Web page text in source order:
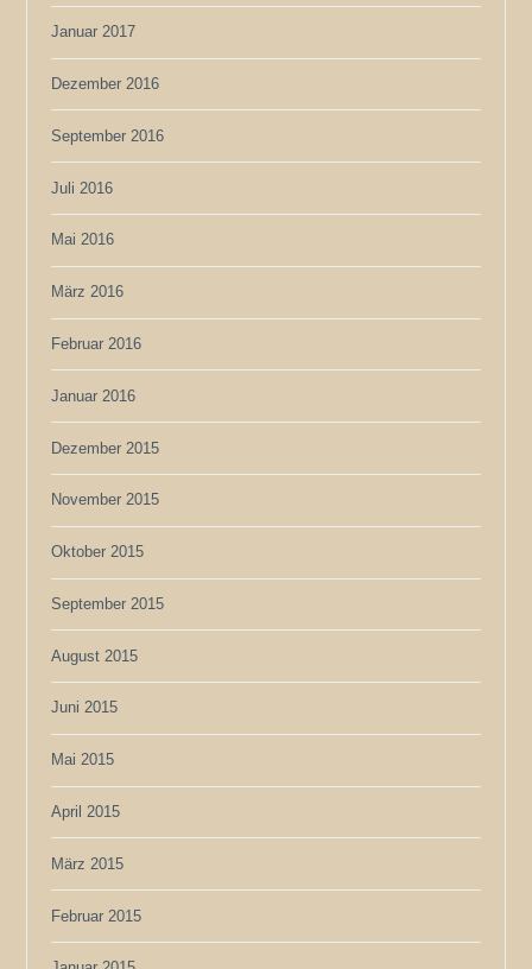
Januar 2017
Dezember 2016
September 2016
Juli 2016
Mai 2016
März 2016
Februar 2016
Januar 2016
Dezember 2015
November 2015
Oktober 2015
September 2015
August 2015
Juni 2015
Mai 2015
April 2015
März 2015
Februar 2015